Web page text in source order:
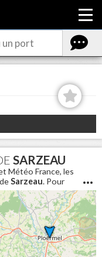
SARZEAU
Météo France, les
Sarzeau. Pour
avoir la vitesse du